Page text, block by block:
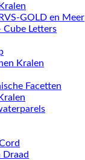
GOLD en Meer
Cube Letters
Kralen
Facetten
Draad